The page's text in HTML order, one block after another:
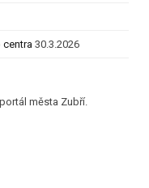
centra 30.3.2026
města Zubří.